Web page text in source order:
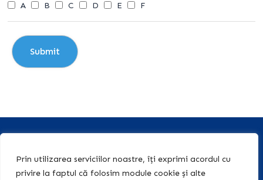
Prin utilizarea serviciilor noastre, îți exprimi acordul cu
privire la faptul că folosim module cookie și alte
A B C D E F
Abonează-te la Newsletter-ul
"Teach & Learn Academy"